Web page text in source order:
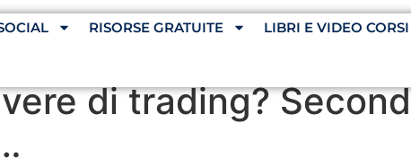
RISORSE GRATUITE LIBRI E VIDEO CORSI
di trading?